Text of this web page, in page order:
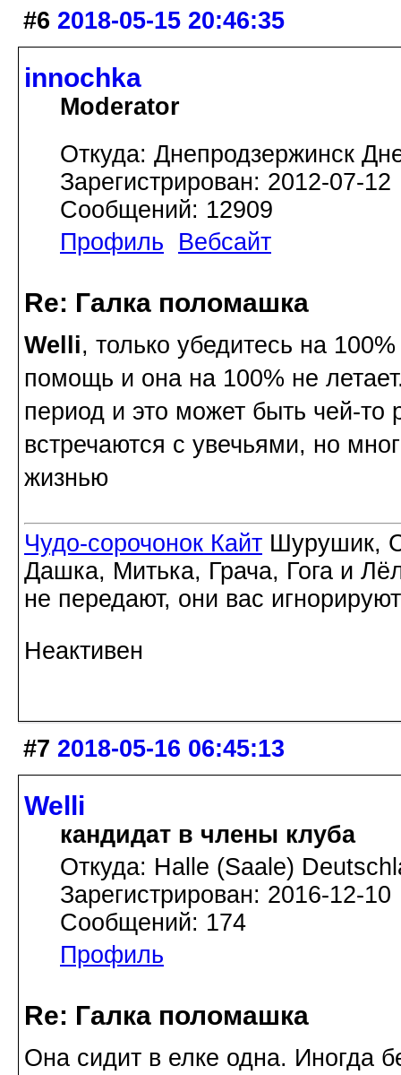
#6 2018-05-15 20:46:35
innochka
Moderator
Откуда: Днепродзержинск
Зарегистрирован: 2012-07-12
Сообщений: 12909
Профиль
Вебсайт
Re: Галка поломашка
Welli, только убедитесь на
помощь и она на 100% не
период и это может быть чей-
встречаются с увечьями, но
жизнью
Чудо-сорочонок Кайт Шурушик,
Дашка, Митька, Грача, Гога и
не передают, они вас игнорируют
Неактивен
#7 2018-05-16 06:45:13
Welli
кандидат в члены клуба
Откуда: Halle (Saale)
Зарегистрирован: 2016-12-10
Сообщений: 174
Профиль
Re: Галка поломашка
Она сидит в елке одна. Иногда